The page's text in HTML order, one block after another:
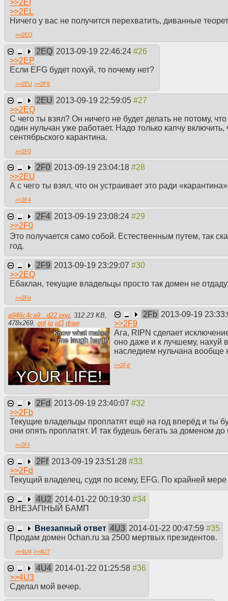
>>2EI
>>2EL
Ничего у вас не получится перехватить, диванные
>>2EQ
2EQ 2013-09-19 22:46:24
>>2EP
Если EFG будет похуй, то почему нет?
>>2EU >>2F9
2EU 2013-09-19 22:59:05
>>2EQ
С чего ты взял? Он ничего не будет делать не потому,
один нульчан уже работает. Надо только капчу включить,
сентябрьского карантина.
>>2F0
2F0 2013-09-19 23:04:18
>>2EU
А с чего ты взял, что он устраивает это ради
>>2F4
2F4 2013-09-19 23:08:24
>>2F0
Это получается само собой. Естественным путем, так
год.
2F9 2013-09-19 23:29:07
>>2EQ
Ебаклан, текущие владельцы просто так домен не
>>2Fb
a946c4ca9...d22.png, 312.23 KB,
478x269, ggl iq id3 draw
2Fb 2013-09-19
>>2F9
Ага, RIPN сделает
оно даже и к лучшему, нахуй
наследием нульчана вообще
>>2Fd
2Fd 2013-09-19 23:40:07
>>2Fb
Текущие владельцы проплатят ещё на год вперёд и ты
они опять проплатят. И так будешь бегать за доменом до
>>2Ff
2Ff 2013-09-19 23:51:28
>>2Fd
Текущий владелец, судя по всему, EFG. По крайней
4U2 2014-01-22 00:19:30
ВНЕЗАПНЫЙ БАМП
Внезапный ответ 4U3 2014-01-22 00:47:59
Продам домен 0chan.ru за 2500 мертвых президентов.
>>4U4 >>4U7
4U4 2014-01-22 01:25:58
>>4U3
Сделал мой вечер.